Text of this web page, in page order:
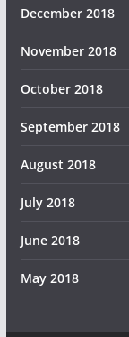
December 2018
November 2018
October 2018
September 2018
August 2018
July 2018
June 2018
May 2018